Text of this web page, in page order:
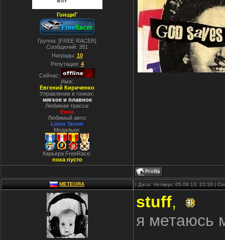
ГонщиГ
Группа: ]FREE RACER[
Сообщений: 381
Награды: 10
Репутация: 4
Сейчас:
Имя:
Евгений Кириченко
Управление в гонках:
мягкое и плавное
Любимая трасса:
Енна
Любимый авто:
Lister Storm
Медальки:
Карьера FreeRace:
пока пусто
METEORA | Дата: Четверг, 05.09.13, 23:18 |
stuff,
я метаюсь